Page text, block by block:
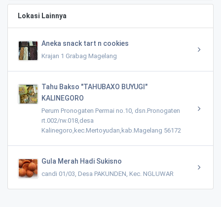
Lokasi Lainnya
Aneka snack tart n cookies
Krajan 1 Grabag Magelang
Tahu Bakso "TAHUBAXO BUYUGI"
KALINEGORO
Perum Pronogaten Permai no.10, dsn.Pronogaten
rt.002/rw.018,desa
Kalinegoro,kec.Mertoyudan,kab.Magelang 56172
Gula Merah Hadi Sukisno
candi 01/03, Desa PAKUNDEN, Kec. NGLUWAR